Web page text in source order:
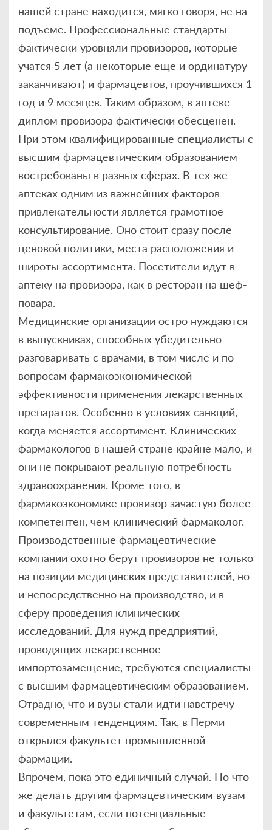
нашей стране находится, мягко говоря, не на
подъеме. Профессиональные стандарты
фактически уровняли провизоров, которые
учатся 5 лет (а некоторые еще и ординатуру
заканчивают) и фармацевтов, проучившихся 1
год и 9 месяцев. Таким образом, в аптеке
диплом провизора фактически обесценен.
При этом квалифицированные специалисты с
высшим фармацевтическим образованием
востребованы в разных сферах. В тех же
аптеках одним из важнейших факторов
привлекательности является грамотное
консультирование. Оно стоит сразу после
ценовой политики, места расположения и
широты ассортимента. Посетители идут в
аптеку на провизора, как в ресторан на шеф-
повара.
Медицинские организации остро нуждаются
в выпускниках, способных убедительно
разговаривать с врачами, в том числе и по
вопросам фармакоэкономической
эффективности применения лекарственных
препаратов. Особенно в условиях санкций,
когда меняется ассортимент. Клинических
фармакологов в нашей стране крайне мало, и
они не покрывают реальную потребность
здравоохранения. Кроме того, в
фармакоэкономике провизор зачастую более
компетентен, чем клинический фармаколог.
Производственные фармацевтические
компании охотно берут провизоров не только
на позиции медицинских представителей, но
и непосредственно на производство, и в
сферу проведения клинических
исследований. Для нужд предприятий,
проводящих лекарственное
импортозамещение, требуются специалисты
с высшим фармацевтическим образованием.
Отрадно, что и вузы стали идти навстречу
современным тенденциям. Так, в Перми
открылся факультет промышленной
фармации.
Впрочем, пока это единичный случай. Но что
же делать другим фармацевтическим вузам
и факультетам, если потенциальные